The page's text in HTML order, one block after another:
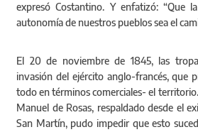
expresó Costantino. Y enfatizó: “Que
autonomía de nuestros pueblos sea el
El 20 de noviembre de 1845, las
invasión del ejército anglo-francés, que
todo en términos comerciales- el
Manuel de Rosas, respaldado desde el
San Martín, pudo impedir que esto